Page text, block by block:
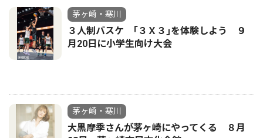
茅ヶ崎・寒川
３人制バスケ ｢３Ｘ３｣を体験しよう ９
月20日に小学生向け大会
茅ヶ崎・寒川
大黒摩季さんが茅ヶ崎にやってくる ８月